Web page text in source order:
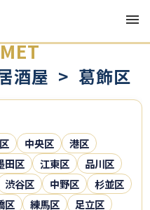
酒屋 > 葛飾区
中央区
港区
田区 江東区
品川区
渋谷区 中野区
杉並区
区 練馬区
足立区